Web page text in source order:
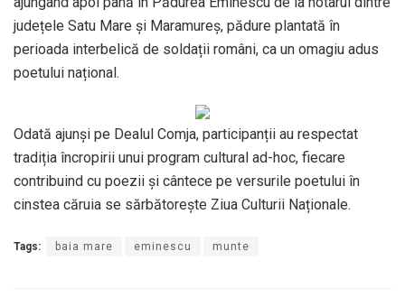
județele Satu Mare și Maramureș, pădure plantată în
perioada interbelică de soldații români, ca un omagiu adus
poetului național.
Odată ajunși pe Dealul Comja, participanții au respectat
tradiția încropirii unui program cultural ad-hoc, fiecare
contribuind cu poezii și cântece pe versurile poetului în
cinstea căruia se sărbătorește Ziua Culturii Naționale.
Tags: baia mare eminescu munte